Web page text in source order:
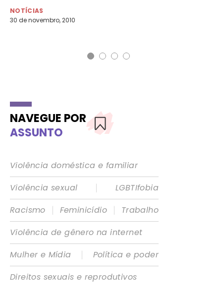
NOTÍCIAS
30 de novembro, 2010
NAVEGUE POR
ASSUNTO
Violência doméstica e familiar
Violência sexual
|
LGBTIfobia
Racismo
| Feminicídio |
Trabalho
Violência de gênero na internet
Mulher e Mídia
|
Política e poder
Direitos sexuais e reprodutivos